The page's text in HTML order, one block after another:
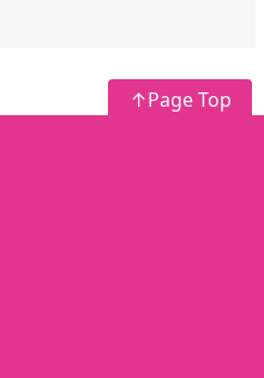
↑Page Top